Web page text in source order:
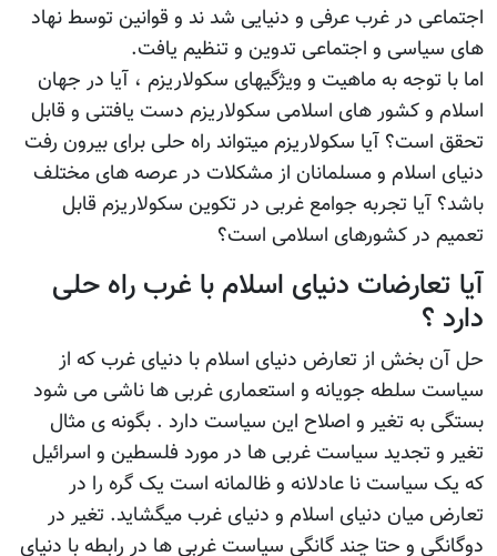
اجتماعی در غرب عرفی و دنیایی شد ند و قوانین توسط نهاد
های سیاسی و اجتماعی تدوین و تنظیم یافت.
اما با توجه به ماهیت و ویژگیهای سکولاریزم ، آیا در جهان
اسلام و کشور های اسلامی سکولاریزم دست یافتنی و قابل
تحقق است؟ آیا سکولاریزم میتواند راه حلی برای بیرون رفت
دنیای اسلام و مسلمانان از مشکلات در عرصه های مختلف
باشد؟ آیا تجربه جوامع غربی در تکوین سکولاریزم قابل
تعمیم در کشورهای اسلامی است؟
آیا تعارضات دنیای اسلام با غرب راه حلی
دارد ؟
حل آن بخش از تعارض دنیای اسلام با دنیای غرب که از
سیاست سلطه جویانه و استعماری غربی ها ناشی می شود
بستگی به تغیر و اصلاح این سیاست دارد . بگونه ی مثال
تغیر و تجدید سیاست غربی ها در مورد فلسطین و اسرائیل
که یک سیاست نا عادلانه و ظالمانه است یک گره را در
تعارض میان دنیای اسلام و دنیای غرب میگشاید. تغیر در
دوگانگی و حتا چند گانگی سیاست غربی ها در رابطه با دنیای